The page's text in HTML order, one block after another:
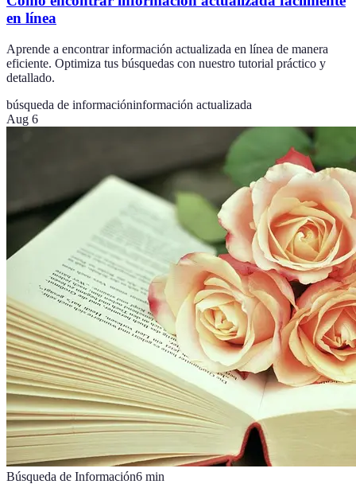
en línea
Aprende a encontrar información actualizada en línea de manera
eficiente. Optimiza tus búsquedas con nuestro tutorial práctico y
detallado.
búsqueda de informacióninformación actualizada
Aug 6
Búsqueda de Información6 min